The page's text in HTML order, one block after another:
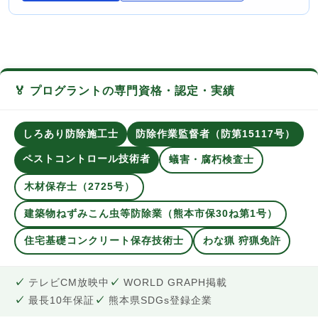
🏅 プログラントの専門資格・認定・実績
しろあり防除施工士 防除作業監督者（防第15117号）
ペストコントロール技術者 蟻害・腐朽検査士
木材保存士（2725号）
建築物ねずみこん虫等防除業（熊本市保30ね第1号）
住宅基礎コンクリート保存技術士 わな猟 狩猟免許
テレビCM放映中
WORLD GRAPH掲載
最長10年保証
熊本県SDGs登録企業